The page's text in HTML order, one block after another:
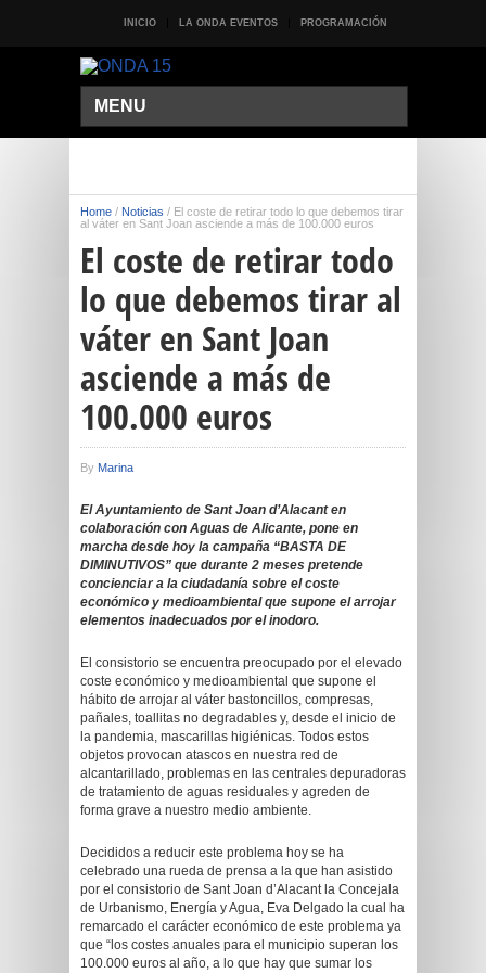
INICIO LA ONDA EVENTOS PROGRAMACIÓN
MENU
Home / Noticias / El coste de retirar todo lo que debemos tirar
al váter en Sant Joan asciende a más de 100.000 euros
El coste de retirar todo
lo que debemos tirar al
váter en Sant Joan
asciende a más de
100.000 euros
By Marina
El Ayuntamiento de Sant Joan d’Alacant en
colaboración con Aguas de Alicante, pone en
marcha desde hoy la campaña “BASTA DE
DIMINUTIVOS” que durante 2 meses pretende
concienciar a la ciudadanía sobre el coste
económico y medioambiental que supone el arrojar
elementos inadecuados por el inodoro.
El consistorio se encuentra preocupado por el elevado
coste económico y medioambiental que supone el
hábito de arrojar al váter bastoncillos, compresas,
pañales, toallitas no degradables y, desde el inicio de
la pandemia, mascarillas higiénicas. Todos estos
objetos provocan atascos en nuestra red de
alcantarillado, problemas en las centrales depuradoras
de tratamiento de aguas residuales y agreden de
forma grave a nuestro medio ambiente.
Decididos a reducir este problema hoy se ha
celebrado una rueda de prensa a la que han asistido
por el consistorio de Sant Joan d’Alacant la Concejala
de Urbanismo, Energía y Agua, Eva Delgado la cual ha
remarcado el carácter económico de este problema ya
que “los costes anuales para el municipio superan los
100.000 euros al año, a lo que hay que sumar los